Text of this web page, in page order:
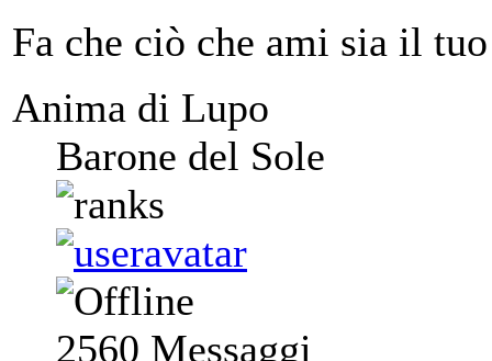
Fa che ciò che ami sia il
Anima di Lupo
Barone del Sole
2560 Messaggi